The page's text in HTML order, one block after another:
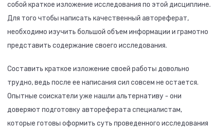
собой краткое изложение исследования по этой дисциплине.
Для того чтобы написать качественный автореферат,
необходимо изучить большой объем информации и грамотно
представить содержание своего исследования.
Составить краткое изложение своей работы довольно
трудно, ведь после ее написания сил совсем не остается.
Опытные соискатели уже нашли альтернативу - они
доверяют подготовку автореферата специалистам,
которые готовы оформить суть проведенного исследования